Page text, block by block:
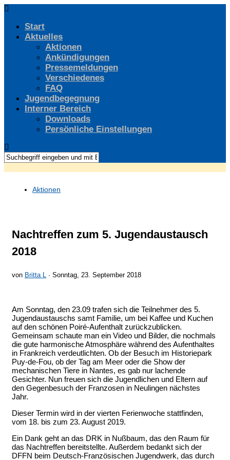
Start
Aktuelles
Aktionen
Ankündigungen
Pressemeldungen
Verschiedenes
FAQ
Jugendbegegnung
Interner Bereich
Downloads
Persönliche Einstellungen
Aktionen
Nachtreffen zum 5. Jugendaustausch
2018
von Britta L · Sonntag, 23. September 2018
Am Sonntag, den 23.09 trafen sich die Teilnehmer des 5.
Jugendaustauschs samt Familie, um bei Kaffee und Kuchen
auf den schönen Poiré-Aufenthalt zurückzublicken.
Gemeinsam schaute man ein Video und Bilder, die nochmals
die gute harmonische Atmosphäre während des Aufenthaltes
in Frankreich verdeutlichten. Ob der Besuch im Historiepark
Puy-de-Fou, ob der Tag am Meer oder die Show der
mechanischen Tiere in Nantes, es gab nur lachende
Gesichter. Nun freuen sich die Jugendlichen und Eltern auf
den Gegenbesuch der Franzosen in Neulingen nächstes
Jahr.
Dieser Termin wird in der vierten Ferienwoche stattfinden,
vom 18. bis zum 23. August 2019.
Ein Dank geht an das DRK in Nußbaum, das den Raum für
das Nachtreffen bereitstellte. Außerdem bedankt sich der
DFFN beim Deutsch-Französischen Jugendwerk, das durch